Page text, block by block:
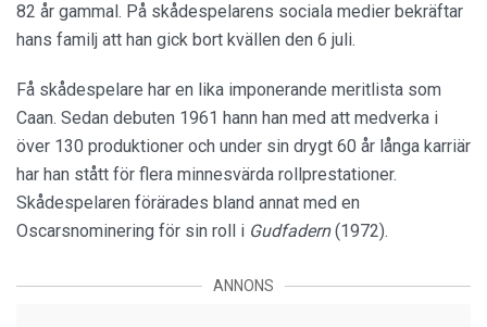
82 år gammal. På skådespelarens sociala medier bekräftar
hans familj att han gick bort kvällen den 6 juli.
Få skådespelare har en lika imponerande meritlista som
Caan. Sedan debuten 1961 hann han med att medverka i
över 130 produktioner och under sin drygt 60 år långa karriär
har han stått för flera minnesvärda rollprestationer.
Skådespelaren förärades bland annat med en
Oscarsnominering för sin roll i Gudfadern(1972).
ANNONS